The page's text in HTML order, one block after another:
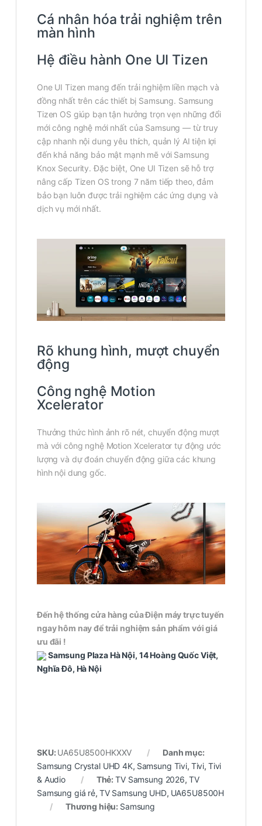
Cá nhân hóa trải nghiệm trên
màn hình
Hệ điều hành One UI Tizen
One UI Tizen mang đến trải nghiệm liền mạch và
đồng nhất trên các thiết bị Samsung. Samsung
Tizen OS giúp bạn tận hưởng trọn vẹn những đổi
mới công nghệ mới nhất của Samsung — từ truy
cập nhanh nội dung yêu thích, quản lý AI tiện lợi
đến khả năng bảo mật mạnh mẽ với Samsung
Knox Security. Đặc biệt, One UI Tizen sẽ hỗ trợ
nâng cấp Tizen OS trong 7 năm tiếp theo, đảm
bảo bạn luôn được trải nghiệm các ứng dụng và
dịch vụ mới nhất.
Rõ khung hình, mượt chuyển
động
Công nghệ Motion
Xcelerator
Thưởng thức hình ảnh rõ nét, chuyển động mượt
mà với công nghệ Motion Xcelerator tự động ước
lượng và dự đoán chuyển động giữa các khung
hình nội dung gốc.
Đến hệ thống cửa hàng của Điện máy trực tuyến
ngay hôm nay để trải nghiệm sản phẩm với giá
ưu đãi !
Samsung Plaza Hà Nội, 14 Hoàng Quốc Việt,
Nghĩa Đô, Hà Nội
SKU: UA65U8500HKXXV
Danh mục:
Samsung Crystal UHD 4K, Samsung Tivi, Tivi, Tivi
& Audio
Thẻ:TV Samsung 2026, TV
Samsung giá rẻ, TV Samsung UHD, UA65U8500H
Thương hiệu: Samsung